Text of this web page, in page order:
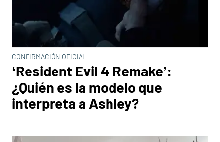
CONFIRMACIÓN OFICIAL
‘Resident Evil 4 Remake’:
¿Quién es la modelo que
interpreta a Ashley?